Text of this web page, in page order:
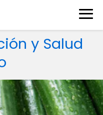
y Salud